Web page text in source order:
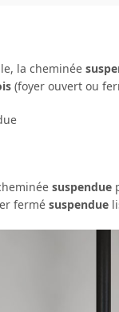
la cheminée
(foyer ouvert ou
suspendue
fermé suspendue